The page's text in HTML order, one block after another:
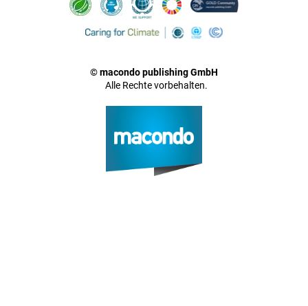
© macondo publishing GmbH
Alle Rechte vorbehalten.